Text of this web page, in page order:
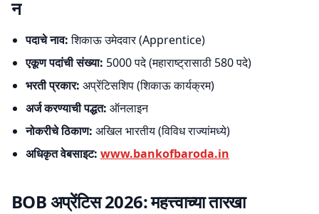
न
पदाचे नाव:शिकाऊ उमेदवार (Apprentice)
एकूण पदांची संख्या: 5000 पदे (महाराष्ट्रासाठी 580 पदे)
भरती प्रकार: अप्रेंटिसशिप (शिकाऊ कार्यक्रम)
अर्ज करण्याची पद्धत: ऑनलाइन
नोकरीचे ठिकाण: अखिल भारतीय (विविध राज्यांमध्ये)
अधिकृत वेबसाइट: www.bankofbaroda.in
BOB अप्रेंटिस 2026: महत्त्वाच्या तारखा